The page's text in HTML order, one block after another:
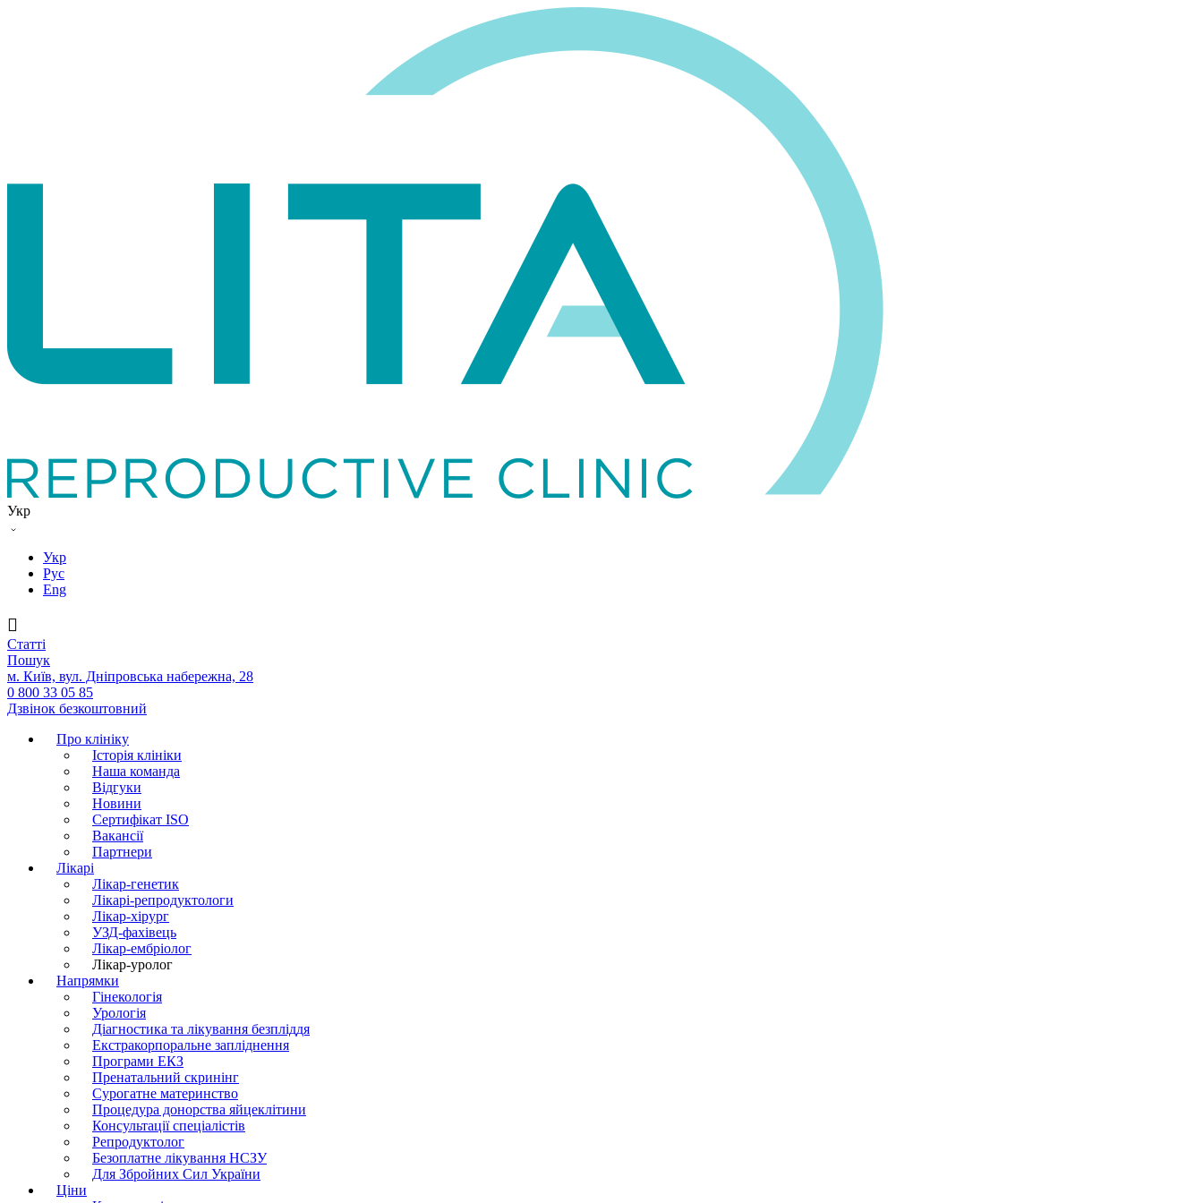
Укр
Укр
Рус
Eng
Статтi
Пошук
м. Київ, вул. Дніпровська набережна, 28
0 800 33 05 85
Дзвінок безкоштовний
Про клініку
Історія клініки
Наша команда
Вiдгуки
Новини
Сертифікат ISO
Вакансії
Партнери
Лікарі
Лікар-генетик
Лікарі-репродуктологи
Лікар-хірург
УЗД-фахівець
Лікар-ембріолог
Лікар-уролог
Напрямки
Гінекологія
Урологія
Діагностика та лікування безпліддя
Екстракорпоральне запліднення
Програми ЕКЗ
Пренатальний скринінг
Сурогатне материнство
Процедура донорства яйцеклітини
Консультації спеціалістів
Репродуктолог
Безоплатне лікування НСЗУ
Для Збройних Сил України
Ціни